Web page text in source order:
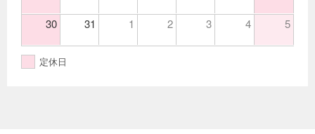
30 31 1 2 3 4 5
定休日